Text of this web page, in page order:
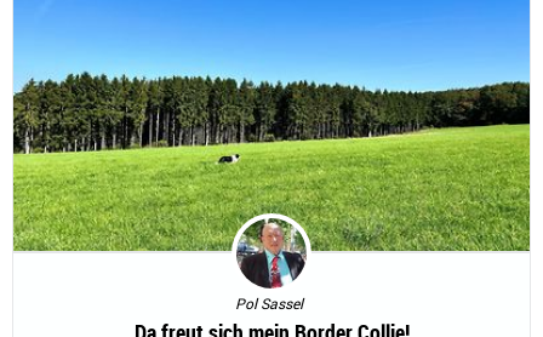
Pol Sassel